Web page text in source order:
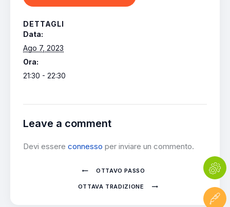
DETTAGLI
Data:
Ago 7, 2023
Ora:
21:30 - 22:30
Leave a comment
Devi essere connesso per inviare un commento.
OTTAVO PASSO
OTTAVA TRADIZIONE